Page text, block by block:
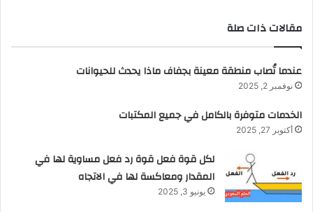
مقالات ذات صلة
عندما تُصاب منطقة معينة بجفاف ماذا يحدث للحيوانات
نوفمبر 2, 2025
الخدمات متوفرة بالكامل في جميع المكتبات
أكتوبر 27, 2025
لكل قوة فعل قوة رد فعل مساوية لها في
المقدار ومعاكسة لها في الاتجاه
يونيو 3, 2025